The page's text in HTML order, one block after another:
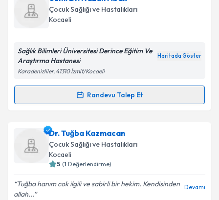
oluşturun. Size bu uzmandan randevu almanız için bir
takvim hazırlandığında e-posta ile bilgilendireceğiz.
Kişisel verilerimin işlenmesine ilişkinAydınlatma
'ni okudum ve kişisel verilerimin belirtilen
kapsamda işlenmesini kabul ediyorum.
Takvim Talebini Gönder
Çocuk Sağlığı ve Hastalıkları
Kocaeli
Sağlık Bilimleri Üniversitesi Derince Eğitim Ve
Araştırma Hastanesi
Haritada Göster
Karadenizliler, 41310 İzmit/Kocaeli
Randevu Talep Et
Randevu Takvimi Talebi
Uzm. Dr. Nazan Abakiçin randevu takvimi talebi
oluşturun. Size bu uzmandan randevu almanız için bir
takvim hazırlandığında e-posta ile bilgilendireceğiz.
Dr. Tuğba Kazmacan
Çocuk Sağlığı ve Hastalıkları
Kocaeli
5 (1 Değerlendirme)
Tuğba hanım cok ilgili ve sabirli bir hekim. Kendisinden
allah...
Devamı